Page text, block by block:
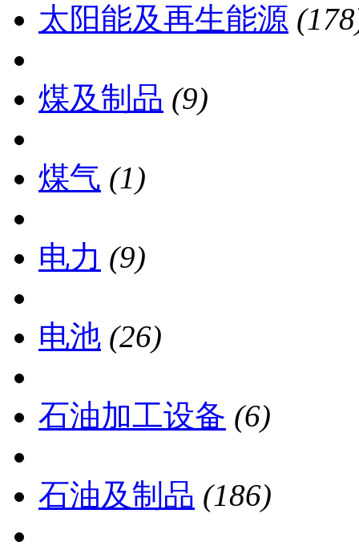
太阳能及再生能源
煤及制品 (9)
煤气 (1)
电力 (9)
电池 (26)
石油加工设备 (6)
石油及制品 (186)